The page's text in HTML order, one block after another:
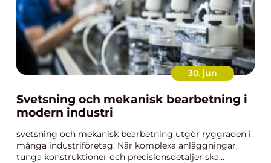
30. jun
Svetsning och mekanisk bearbetning i
modern industri
svetsning och mekanisk bearbetning utgör ryggraden i
många industriföretag. När komplexa anläggningar,
tunga konstruktioner och precisionsdetaljer ska...